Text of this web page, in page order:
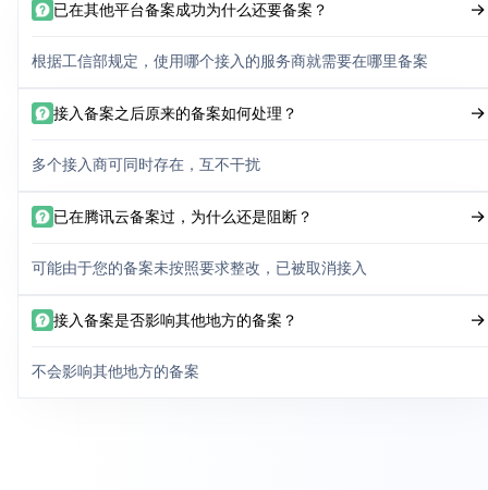
已在其他平台备案成功为什么还要备案？
根据工信部规定，使用哪个接入的服务商就需要在哪里备案
接入备案之后原来的备案如何处理？
多个接入商可同时存在，互不干扰
已在腾讯云备案过，为什么还是阻断？
可能由于您的备案未按照要求整改，已被取消接入
接入备案是否影响其他地方的备案？
不会影响其他地方的备案